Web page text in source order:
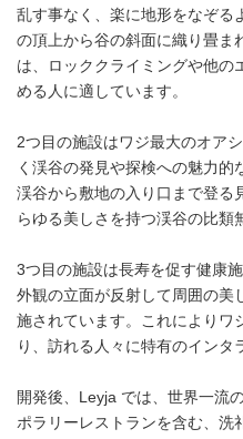
乱す事なく、楽に地形をなぞる
の頂上から谷の斜面に織り畳ま
は、ロッククライミングや他の
める人に適しています。
2つ目の施設はワジ最大のオア
く渓谷の発見や探検への魅力的
渓谷から敷地の入り口まで登る
らゆる美しさを持つ渓谷の比類
3つ目の施設は長寿を促す健康
外観の立面が反射して周囲の美
施されています。これによりワ
り、訪れる人々に特有のインタ
開発後、Leyja では、世界一流
ポラリーレストランを含む、洗